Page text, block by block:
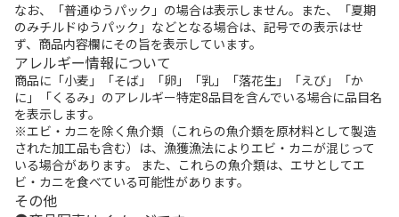
なお、「普通ゆうパック」の場合は表示しません。また、「夏期
のみチルドゆうパック」などとなる場合は、記号での表示はせ
ず、商品内容欄にその旨を表示しています。
アレルギー情報について
商品に「小麦」「そば」「卵」「乳」「落花生」「えび」「か
に」「くるみ」のアレルギー特定8品目を含んでいる場合に品目名
を表示します。
※エビ・カニを除く魚介類（これらの魚介類を原材料として製造
された加工品も含む）は、漁獲漁法によりエビ・カニが混じって
いる場合があります。 また、これらの魚介類は、エサとしてエ
ビ・カニを食べている可能性があります。
その他